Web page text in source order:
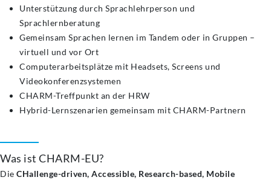
Unterstützung durch Sprachlehrperson und
Sprachlernberatung
Gemeinsam Sprachen lernen im Tandem oder in Gruppen –
virtuell und vor Ort
Computerarbeitsplätze mit Headsets, Screens und
Videokonferenzsystemen
CHARM-Treffpunkt an der HRW
Hybrid-Lernszenarien gemeinsam mit CHARM-Partnern
Was ist CHARM-EU?
Die CHallenge-driven, Accessible, Research-based, Mobile